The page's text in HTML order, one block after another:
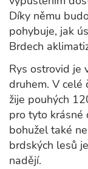
Díky němu
pohybuje, jak
Brdech
Rys ostrovid je
druhem. V celé
žije pouhých
pro tyto krásné
bohužel také
brdských lesů
nadějí.